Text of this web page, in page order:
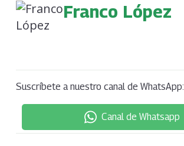
Franco López
Suscríbete a nuestro canal de WhatsApp:
Canal de Whatsapp